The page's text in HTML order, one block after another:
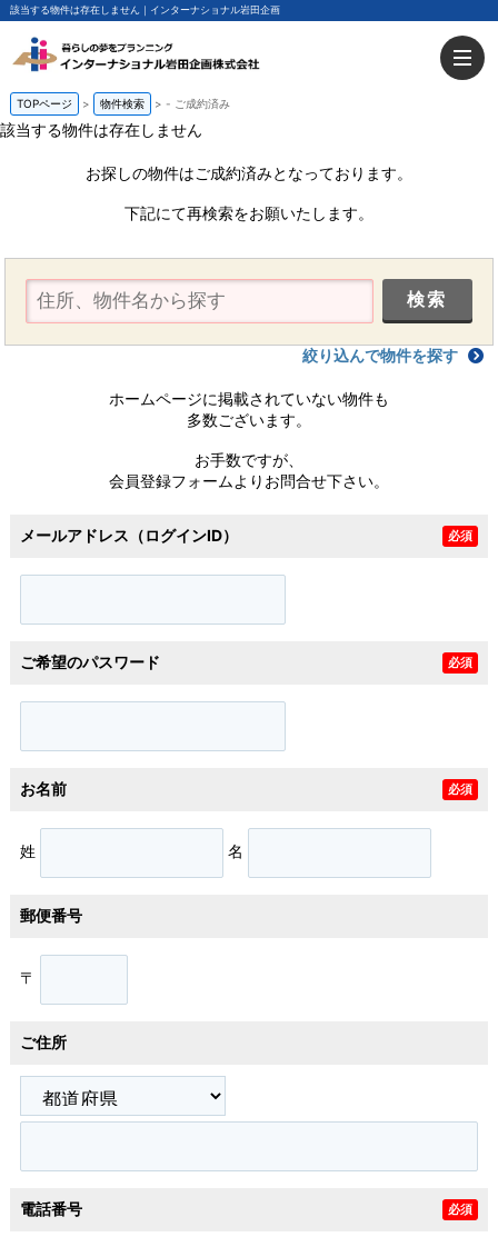
該当する物件は存在しません｜インターナショナル岩田企画
TOPページ 物件検索 - ご成約済み
該当する物件は存在しません
お探しの物件はご成約済みとなっております。
下記にて再検索をお願いたします。
絞り込んで物件を探す
ホームページに掲載されていない物件も
多数ございます。
お手数ですが、
会員登録フォームよりお問合せ下さい。
メールアドレス（ログインID） 必須
ご希望のパスワード 必須
お名前 必須
姓 名
郵便番号
〒
ご住所
電話番号 必須